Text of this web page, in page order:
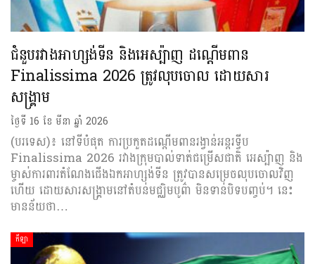
ជំនួបរវាងអាហ្សង់ទីន និងអេស្ប៉ាញ ដណ្តើមពាន
Finalissima 2026 ត្រូវលុបចោល ដោយសារ
សង្រ្គាម
ថ្ងៃទី 16 ខែ មីនា ឆ្នាំ 2026
(បរទេស)៖ នៅទីបំផុត ការប្រកួតដណ្តើមពានរង្វាន់អន្តរទ្វីប
Finalissima 2026 រវាងក្រុមបាល់ទាត់ជម្រើសជាតិ អេស្ប៉ាញ និង
ម្ចាស់ការពារតំណែងជើងឯកអាហ្សង់ទីន ត្រូវបានសម្រេចលុបចោលវិញ
ហើយ ដោយសារសង្រ្គាមនៅតំបន់មជ្ឈិមបូព៌ា មិនទាន់បិទបញ្ចប់។ នេះ
មានន័យថា…
កីឡា